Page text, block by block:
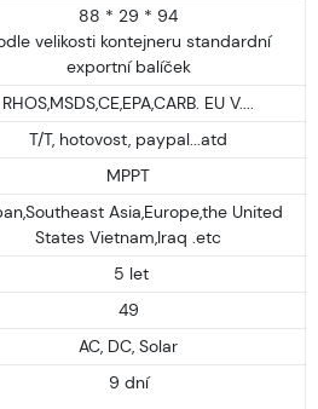
88 * 29 * 94
velikosti kontejneru standardní
exportní balíček
RHOS,MSDS,CE,EPA,CARB. EU V....
T/T, hotovost, paypal...atd
MPPT
Asia,Europe,the United
States Vietnam,Iraq .etc
5 let
49
AC, DC, Solar
9 dní